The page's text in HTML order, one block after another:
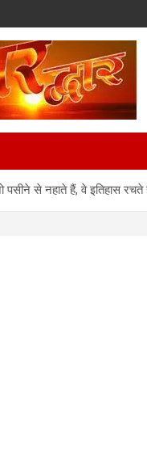
पसीने से नहाते हैं, वे इतिहास रचते